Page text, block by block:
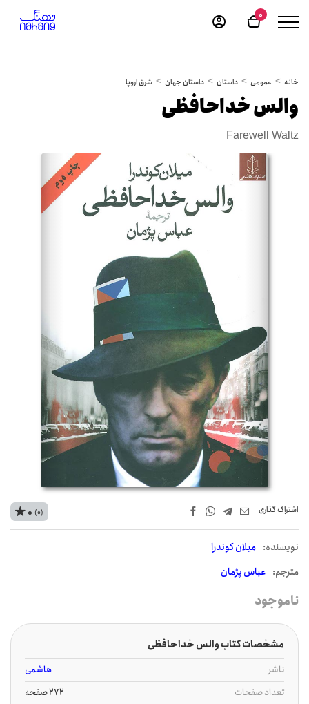
0
خانه عمومی داستان داستان جهان شرق اروپا
والس خداحافظی
Farewell Waltz
اشتراک‌ گذاری
نويسنده: میلان کوندرا
مترجم: عباس پژمان
0 (0)
ناموجود
مشخصات کتاب والس خداحافظی
ناشر
هاشمی
تعداد صفحات
272 صفحه